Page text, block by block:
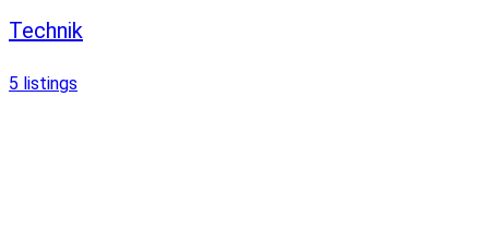
Technik
5 listings